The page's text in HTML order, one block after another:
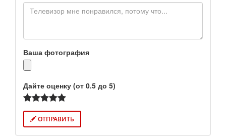
Ваша фотография
Дайте оценку (от 0.5 до 5)
ОТПРАВИТЬ